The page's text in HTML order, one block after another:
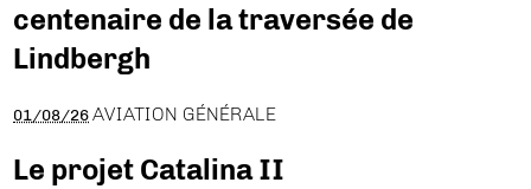
centenaire de la traversée de
Lindbergh
01/08/26 AVIATION GÉNÉRALE
Le projet Catalina II